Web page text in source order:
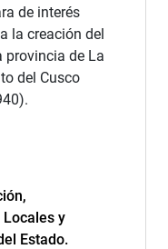
de interés
la creación del
provincia de La
del Cusco
Locales y
Estado.